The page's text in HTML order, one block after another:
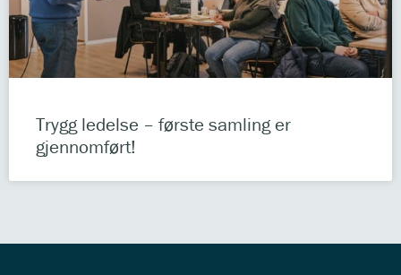
Trygg ledelse – første samling er
gjennomført!